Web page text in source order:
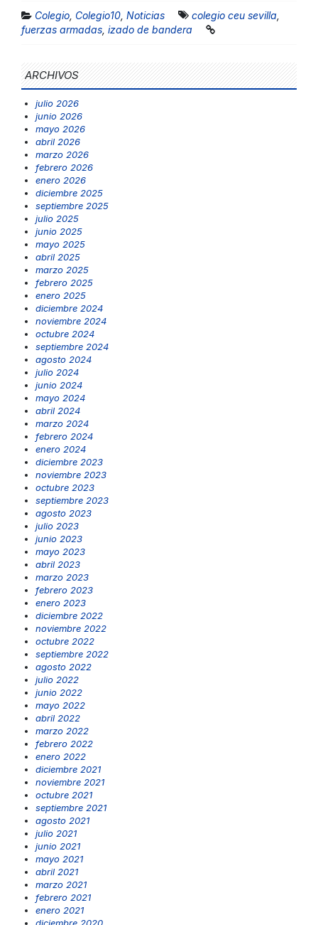
Colegio Colegio10 Noticias colegio ceu sevilla
fuerzas armadas izado de bandera
ARCHIVOS
julio 2026
junio 2026
mayo 2026
abril 2026
marzo 2026
febrero 2026
enero 2026
diciembre 2025
septiembre 2025
julio 2025
junio 2025
mayo 2025
abril 2025
marzo 2025
febrero 2025
enero 2025
diciembre 2024
noviembre 2024
octubre 2024
septiembre 2024
agosto 2024
julio 2024
junio 2024
mayo 2024
abril 2024
marzo 2024
febrero 2024
enero 2024
diciembre 2023
noviembre 2023
octubre 2023
septiembre 2023
agosto 2023
julio 2023
junio 2023
mayo 2023
abril 2023
marzo 2023
febrero 2023
enero 2023
diciembre 2022
noviembre 2022
octubre 2022
septiembre 2022
agosto 2022
julio 2022
junio 2022
mayo 2022
abril 2022
marzo 2022
febrero 2022
enero 2022
diciembre 2021
noviembre 2021
octubre 2021
septiembre 2021
agosto 2021
julio 2021
junio 2021
mayo 2021
abril 2021
marzo 2021
febrero 2021
enero 2021
diciembre 2020